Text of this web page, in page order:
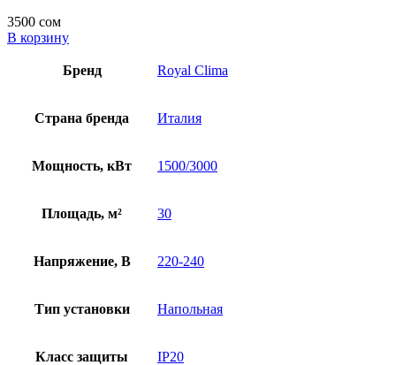
3500 сом
В корзину
Бренд Royal Clima
Страна бренда Италия
Мощность, кВт 1500/3000
Площадь, м² 30
Напряжение, В 220-240
Тип установки Напольная
Класс защиты IP20